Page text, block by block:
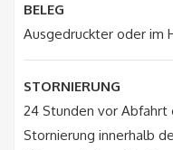
BELEG
Ausgedruckter oder im
STORNIERUNG
24 Stunden vor Abfahrt
Stornierung innerhalb